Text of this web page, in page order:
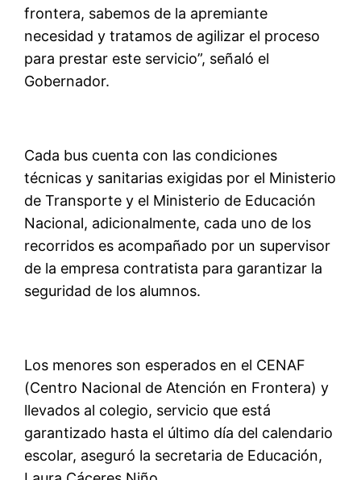
frontera, sabemos de la apremiante
necesidad y tratamos de agilizar el proceso
para prestar este servicio”, señaló el
Gobernador.
Cada bus cuenta con las condiciones
técnicas y sanitarias exigidas por el Ministerio
de Transporte y el Ministerio de Educación
Nacional, adicionalmente, cada uno de los
recorridos es acompañado por un supervisor
de la empresa contratista para garantizar la
seguridad de los alumnos.
Los menores son esperados en el CENAF
(Centro Nacional de Atención en Frontera) y
llevados al colegio, servicio que está
garantizado hasta el último día del calendario
escolar, aseguró la secretaria de Educación,